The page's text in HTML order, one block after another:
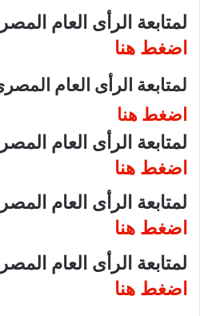
لمتابعة الرأى العام
اضغط هنا
لمتابعة الرأى العام
اضغط هنا
لمتابعة الرأى العام
اضغط هنا
لمتابعة الرأى العام
اضغط هنا
لمتابعة الرأى العام
اضغط هنا